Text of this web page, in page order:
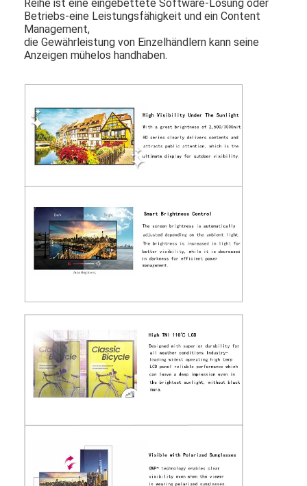
Reihe ist eine eingebettete Software-Lösung oder
Betriebs-eine Leistungsfähigkeit und ein Content
Management,
die Gewährleistung von Einzelhändlern kann seine
Anzeigen mühelos handhaben.